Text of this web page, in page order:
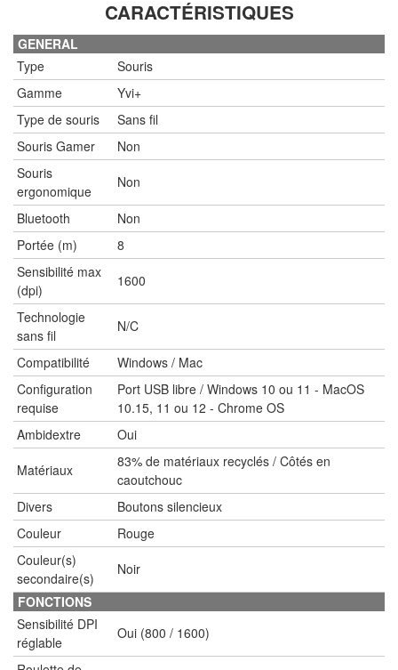
CARACTÉRISTIQUES
GENERAL
Type
Souris
Gamme
Yvi+
Type de souris
Sans fil
Souris Gamer
Non
Souris
ergonomique
Non
Bluetooth
Non
Portée (m)
8
Sensibilité max
(dpi)
1600
Technologie
sans fil
N/C
Compatibilité
Windows / Mac
Configuration
requise
Port USB libre / Windows 10 ou 11 - MacOS
10.15, 11 ou 12 - Chrome OS
Ambidextre
Oui
Matériaux
83% de matériaux recyclés / Côtés en
caoutchouc
Divers
Boutons silencieux
Couleur
Rouge
Couleur(s)
secondaire(s)
Noir
FONCTIONS
Sensibilité DPI
réglable
Oui (800 / 1600)